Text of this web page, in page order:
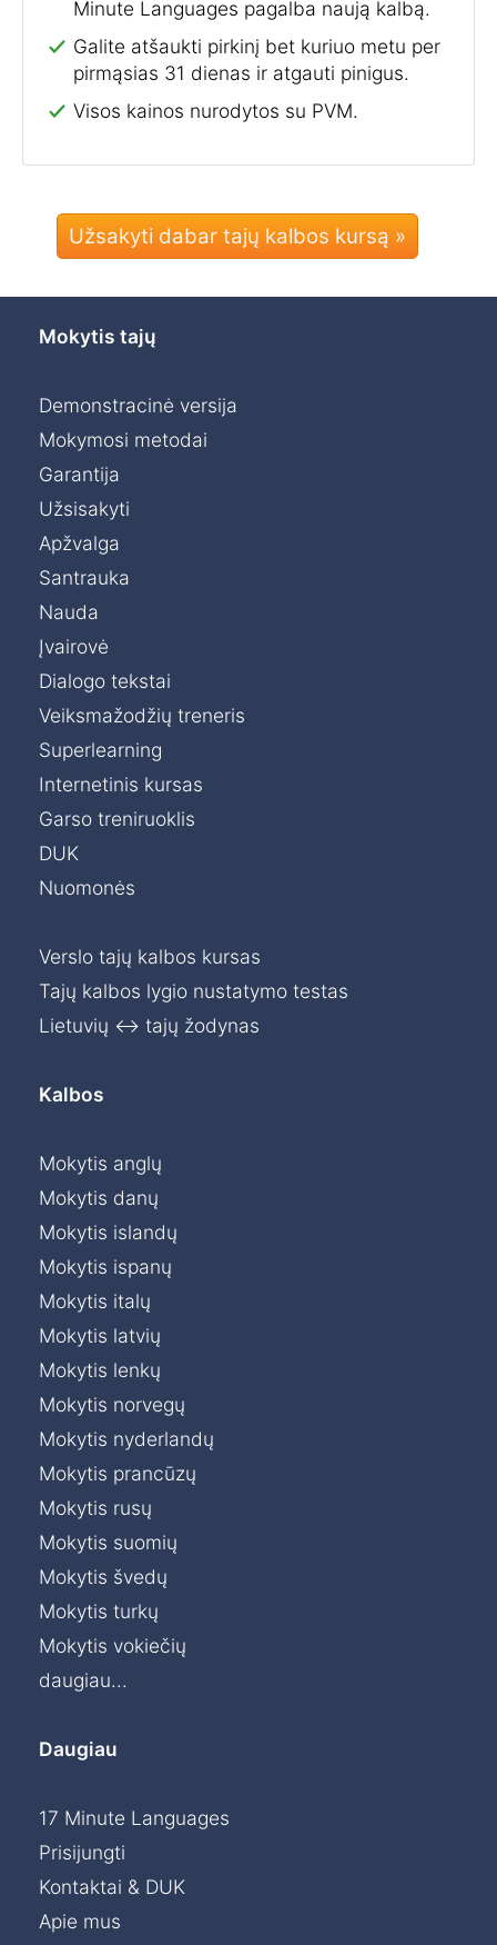
Minute Languages pagalba naują kalbą.
Galite atšaukti pirkinį bet kuriuo metu per
pirmąsias 31 dienas ir atgauti pinigus.
Visos kainos nurodytos su PVM.
Užsakyti dabar tajų kalbos kursą »
Mokytis tajų
Demonstracinė versija
Mokymosi metodai
Garantija
Užsisakyti
Apžvalga
Santrauka
Nauda
Įvairovė
Dialogo tekstai
Veiksmažodžių treneris
Superlearning
Internetinis kursas
Garso treniruoklis
DUK
Nuomonės
Verslo tajų kalbos kursas
Tajų kalbos lygio nustatymo testas
Lietuvių ↔ tajų žodynas
Kalbos
Mokytis anglų
Mokytis danų
Mokytis islandų
Mokytis ispanų
Mokytis italų
Mokytis latvių
Mokytis lenkų
Mokytis norvegų
Mokytis nyderlandų
Mokytis prancūzų
Mokytis rusų
Mokytis suomių
Mokytis švedų
Mokytis turkų
Mokytis vokiečių
daugiau...
Daugiau
17 Minute Languages
Prisijungti
Kontaktai & DUK
Apie mus